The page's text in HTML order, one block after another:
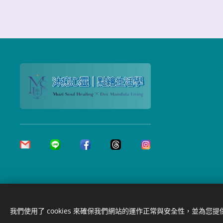
我們使用了 cookies 來確保我們網站的運作正常與安全性，並為您提